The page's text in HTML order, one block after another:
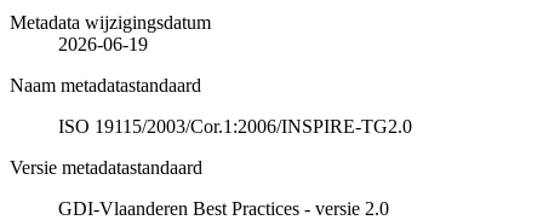
Metadata wijzigingsdatum
2026-06-19
Naam metadatastandaard
ISO 19115/2003/Cor.1:2006/INSPIRE-TG2.0
Versie metadatastandaard
GDI-Vlaanderen Best Practices - versie 2.0